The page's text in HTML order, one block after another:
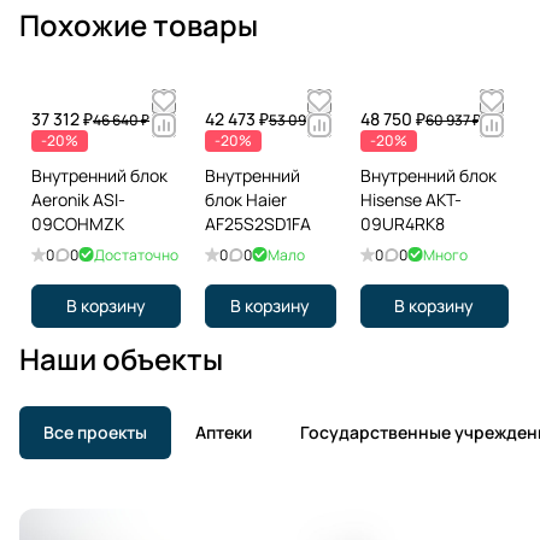
Похожие товары
37 312 ₽46 640 ₽
-20%
Внутренний блок
Aeronik ASI-
09COHMZK
0 0 Достаточно
В корзину
42 473 ₽53 091 ₽
-20%
Внутренний
блок Haier
AF25S2SD1FA
0 0 Мало
В корзину
48 750 ₽60 937 ₽
-20%
Внутренний блок
Hisense AKT-
09UR4RK8
0 0 Много
В корзину
Наши объекты
Все проекты Аптеки Государственные